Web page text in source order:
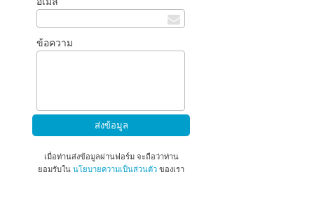
ข้อความ
เมื่อท่านส่งข้อมูลผ่านฟอร์ม จะถือว่าท่าน
ยอมรับใน นโยบายความเป็นส่วนตัวของเรา